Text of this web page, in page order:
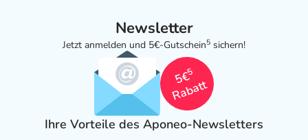
Newsletter
Jetzt anmelden und 5€-Gutschein5 sichern!
5€
5
Rabatt
Ihre Vorteile des Aponeo-Newsletters